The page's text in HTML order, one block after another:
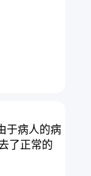
于病人的病
了正常的